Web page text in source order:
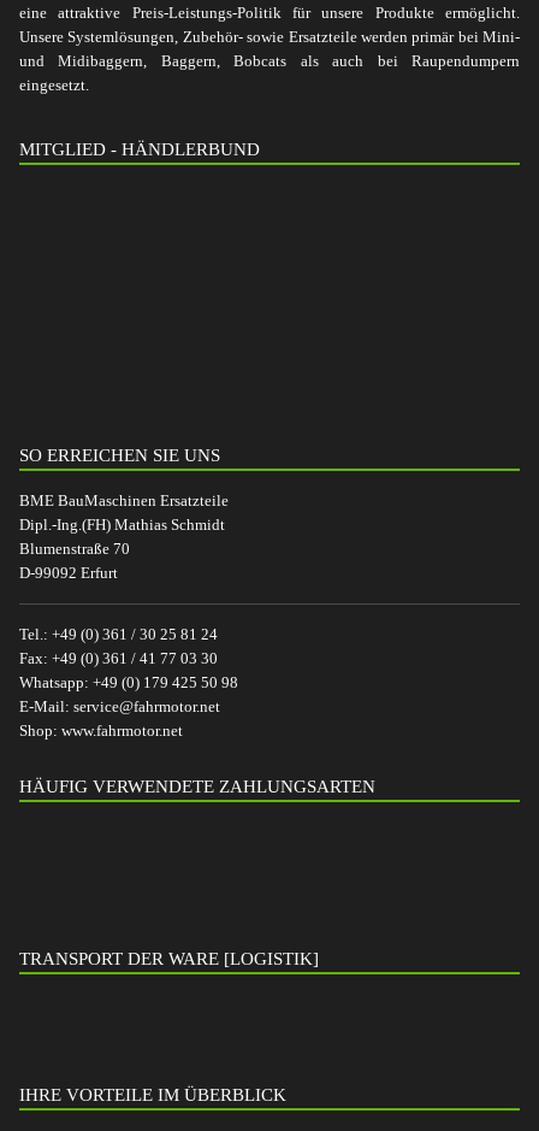
eine attraktive Preis-Leistungs-Politik für unsere Produkte ermöglicht.
Unsere Systemlösungen, Zubehör- sowie Ersatzteile werden primär bei Mini-
und Midibaggern, Baggern, Bobcats als auch bei Raupendumpern
eingesetzt.
MITGLIED - HÄNDLERBUND
SO ERREICHEN SIE UNS
BME BauMaschinen Ersatzteile
Dipl.-Ing.(FH) Mathias Schmidt
Blumenstraße 70
D-99092 Erfurt
Tel.: +49 (0) 361 / 30 25 81 24
Fax: +49 (0) 361 / 41 77 03 30
Whatsapp: +49 (0) 179 425 50 98
E-Mail: service@fahrmotor.net
Shop: www.fahrmotor.net
HÄUFIG VERWENDETE ZAHLUNGSARTEN
TRANSPORT DER WARE [LOGISTIK]
IHRE VORTEILE IM ÜBERBLICK